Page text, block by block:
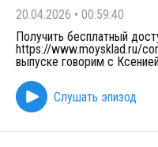
20.04.2026 • 00:59:40
Получить бесплатный
https://www.moysklad.ru/
выпуске говорим с
Слушать эпизод